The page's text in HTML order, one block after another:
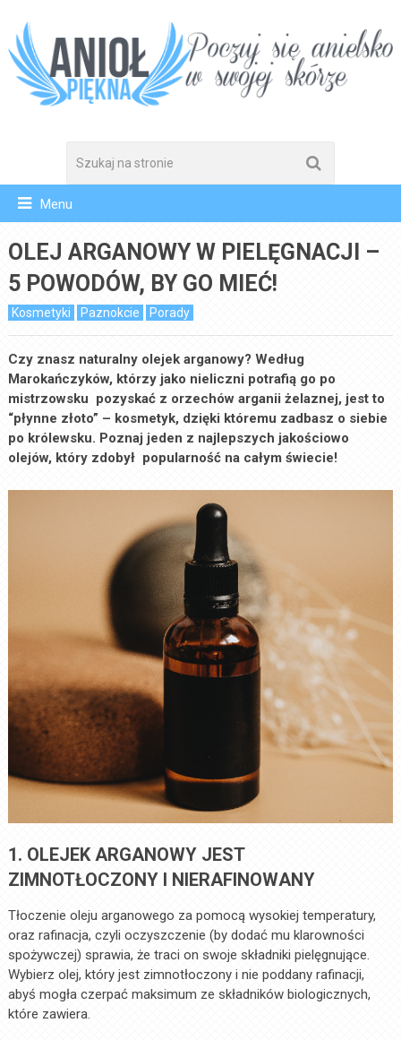
Menu
OLEJ ARGANOWY W PIELĘGNACJI –
5 POWODÓW, BY GO MIEĆ!
Kosmetyki Paznokcie Porady
Czy znasz naturalny olejek arganowy? Według
Marokańczyków, którzy jako nieliczni potrafią go po
mistrzowsku pozyskać z orzechów arganii żelaznej, jest to
“płynne złoto” – kosmetyk, dzięki któremu zadbasz o siebie
po królewsku. Poznaj jeden z najlepszych jakościowo
olejów, który zdobył popularność na całym świecie!
1. OLEJEK ARGANOWY JEST
ZIMNOTŁOCZONY I NIERAFINOWANY
Tłoczenie oleju arganowego za pomocą wysokiej temperatury,
oraz rafinacja, czyli oczyszczenie (by dodać mu klarowności
spożywczej) sprawia, że traci on swoje składniki pielęgnujące.
Wybierz olej, który jest zimnotłoczony i nie poddany rafinacji,
abyś mogła czerpać maksimum ze składników biologicznych,
które zawiera.